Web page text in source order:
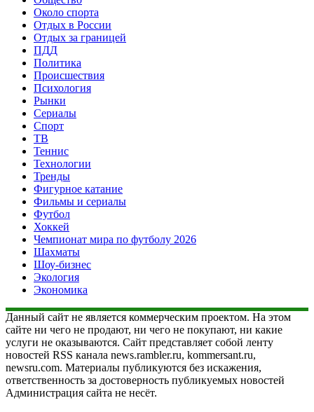
Около спорта
Отдых в России
Отдых за границей
ПДД
Политика
Происшествия
Психология
Рынки
Сериалы
Спорт
ТВ
Теннис
Технологии
Тренды
Фигурное катание
Фильмы и сериалы
Футбол
Хоккей
Чемпионат мира по футболу 2026
Шахматы
Шоу-бизнес
Экология
Экономика
Данный сайт не является коммерческим проектом. На этом
сайте ни чего не продают, ни чего не покупают, ни какие
услуги не оказываются. Сайт представляет собой ленту
новостей RSS канала news.rambler.ru, kommersant.ru,
newsru.com. Материалы публикуются без искажения,
ответственность за достоверность публикуемых новостей
Администрация сайта не несёт.